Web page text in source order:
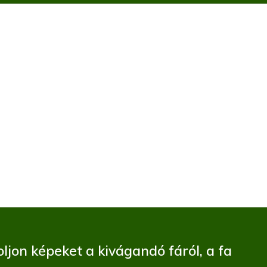
képeket a kivágandó fáról, a fa